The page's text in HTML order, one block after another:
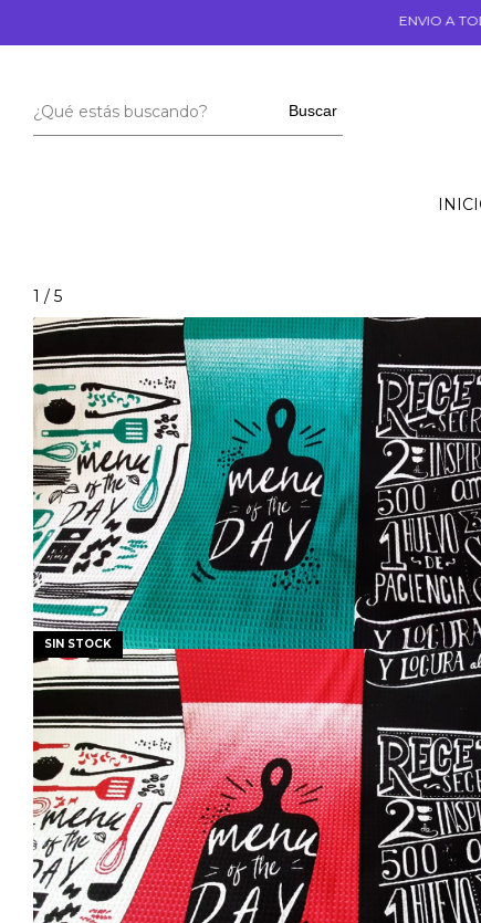
ENVIO A TODO EL PAIS 🎁❤️
Buscar
1 / 5
SIN STOCK